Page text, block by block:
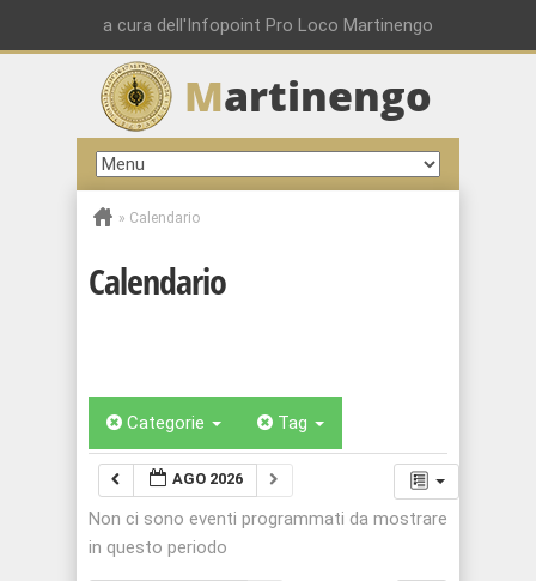
a cura dell'Infopoint Pro Loco Martinengo
Martinengo
» Calendario
Calendario
Categorie Tag
AGO 2026
Non ci sono eventi programmati da mostrare
in questo periodo